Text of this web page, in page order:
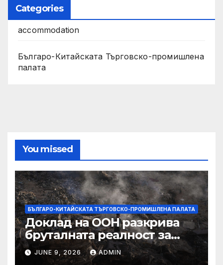
Categories
accommodation
Българо-Китайската Търговско-промишлена
палата
You missed
БЪЛГАРО-КИТАЙСКАТА ТЪРГОВСКО-ПРОМИШЛЕНА ПАЛАТА
Доклад на ООН разкрива
бруталната реалност за
палестинците в Газа,
Западния бряг
JUNE 9, 2026 ADMIN